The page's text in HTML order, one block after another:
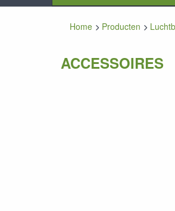
Home Producten
ACCESSOIRES